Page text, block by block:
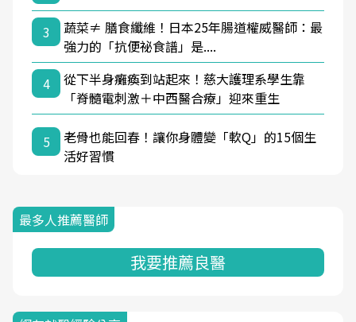
3
蔬菜≠ 膳食纖維！日本25年腸道權威醫師：最
強力的「抗便祕食譜」是....
4
從下半身癱瘓到站起來！慈大護理系學生靠
「脊髓電刺激＋中西醫合療」迎來重生
5
老骨也能回春！讓你身體變「軟Q」的15個生
活好習慣
最多人推薦醫師
我要推薦良醫